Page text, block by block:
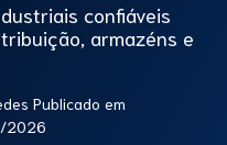
confiáveis
armazéns e
Publicado em
2026